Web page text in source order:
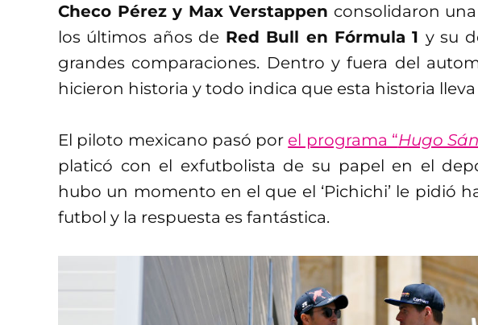
Checo Pérez y Max Verstappen consolidaron
los últimos años de Red Bull en Fórmula 1 y su
grandes comparaciones. Dentro y fuera del
hicieron historia y todo indica que esta historia
El piloto mexicano pasó por el programa “Hugo
platicó con el exfutbolista de su papel en el
hubo un momento en el que el ‘Pichichi’ le pidió
futbol y la respuesta es fantástica.